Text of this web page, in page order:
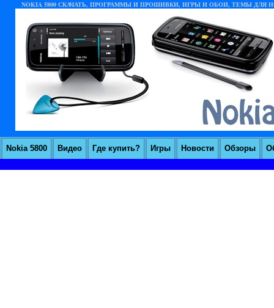
NOKIA 5800 СКАЧАТЬ, ПРОГРАММЫ И ПРОШИВКИ, ИГРЫ И ОБОИ, ТЕМЫ ДЛЯ
Nokia 5800 Видео Где купить? Игры Новости Обзоры